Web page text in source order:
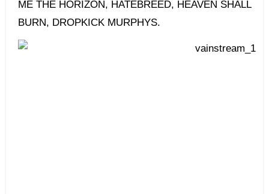
ME THE HORIZON, HATEBREED, HEAVEN SHALL
BURN, DROPKICK MURPHYS.